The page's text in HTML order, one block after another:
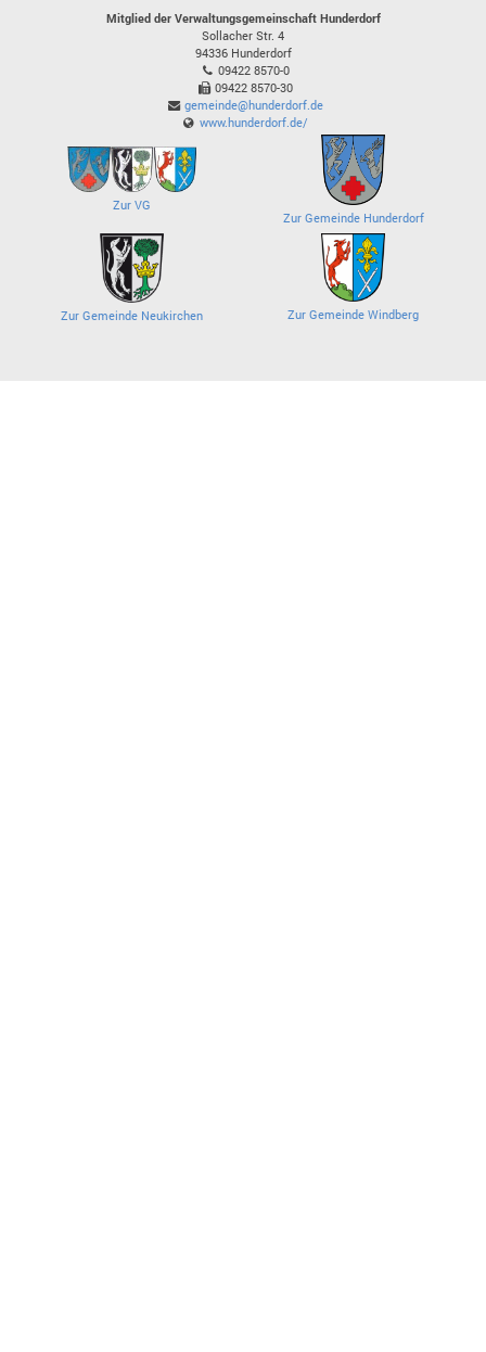
Mitglied der Verwaltungsgemeinschaft Hunderdorf
Sollacher Str. 4
94336 Hunderdorf
09422 8570-0
09422 8570-30
gemeinde@hunderdorf.de
www.hunderdorf.de/
Zur VG
Zur Gemeinde Hunderdorf
Zur Gemeinde Neukirchen Zur Gemeinde Windberg